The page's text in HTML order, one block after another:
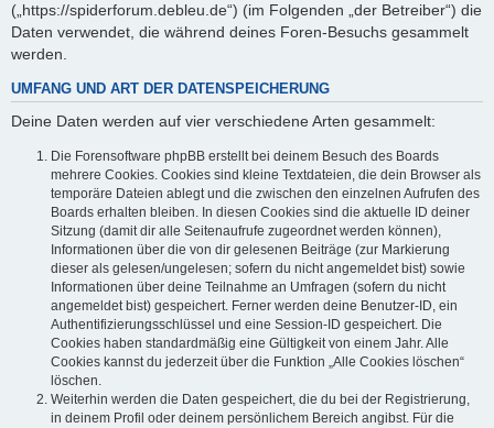
(„https://spiderforum.debleu.de“) (im Folgenden „der Betreiber“) die
Daten verwendet, die während deines Foren-Besuchs gesammelt
werden.
UMFANG UND ART DER DATENSPEICHERUNG
Deine Daten werden auf vier verschiedene Arten gesammelt:
Die Forensoftware phpBB erstellt bei deinem Besuch des Boards
mehrere Cookies. Cookies sind kleine Textdateien, die dein Browser als
temporäre Dateien ablegt und die zwischen den einzelnen Aufrufen des
Boards erhalten bleiben. In diesen Cookies sind die aktuelle ID deiner
Sitzung (damit dir alle Seitenaufrufe zugeordnet werden können),
Informationen über die von dir gelesenen Beiträge (zur Markierung
dieser als gelesen/ungelesen; sofern du nicht angemeldet bist) sowie
Informationen über deine Teilnahme an Umfragen (sofern du nicht
angemeldet bist) gespeichert. Ferner werden deine Benutzer-ID, ein
Authentifizierungsschlüssel und eine Session-ID gespeichert. Die
Cookies haben standardmäßig eine Gültigkeit von einem Jahr. Alle
Cookies kannst du jederzeit über die Funktion „Alle Cookies löschen“
löschen.
Weiterhin werden die Daten gespeichert, die du bei der Registrierung,
in deinem Profil oder deinem persönlichem Bereich angibst. Für die